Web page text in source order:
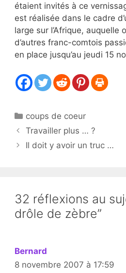
étaient invités à ce
est réalisée dans le cadre
large sur l’Afrique, auquelle
d’autres franc-comtois
en place jusqu’au jeudi 15
Catégories
coups de coeur
Travailler plus … ?
Il doit y avoir un truc …
32 réflexions au
drôle de zèbre”
Bernard
8 novembre 2007 à 17:59